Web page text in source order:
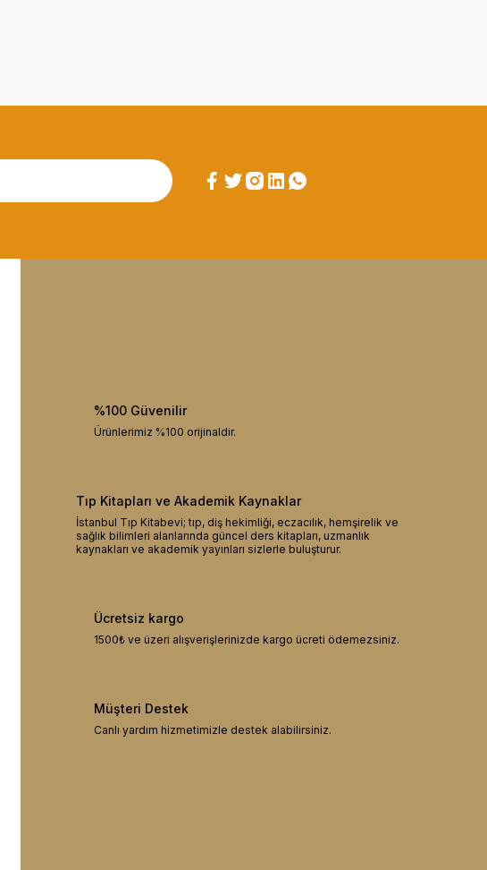
%100 Güvenilir
Ürünlerimiz %100 orijinaldir.
Tıp Kitapları ve Akademik Kaynaklar
İstanbul Tıp Kitabevi; tıp, diş hekimliği, eczacılık, hemşirelik ve
sağlık bilimleri alanlarında güncel ders kitapları, uzmanlık
kaynakları ve akademik yayınları sizlerle buluşturur.
Ücretsiz kargo
1500₺ ve üzeri alışverişlerinizde kargo ücreti ödemezsiniz.
Müşteri Destek
Canlı yardım hizmetimizle destek alabilirsiniz.